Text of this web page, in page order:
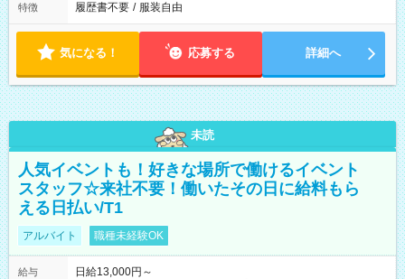
特徴 履歴書不要 / 服装自由
気になる！ 応募する 詳細へ
未読
人気イベントも！好きな場所で働けるイベント
スタッフ☆来社不要！働いたその日に給料もら
える日払い/T1
アルバイト 職種未経験OK
給与
日給13,000円～